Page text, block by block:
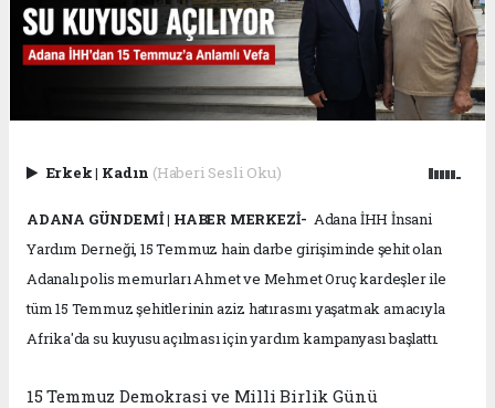
Erkek| Kadın (Haberi Sesli Oku)
ADANA GÜNDEMİ | HABER MERKEZİ- Adana İHH İnsani
Yardım Derneği, 15 Temmuz hain darbe girişiminde şehit olan
Adanalı polis memurları Ahmet ve Mehmet Oruç kardeşler ile
tüm 15 Temmuz şehitlerinin aziz hatırasını yaşatmak amacıyla
Afrika'da su kuyusu açılması için yardım kampanyası başlattı.
15 Temmuz Demokrasi ve Milli Birlik Günü